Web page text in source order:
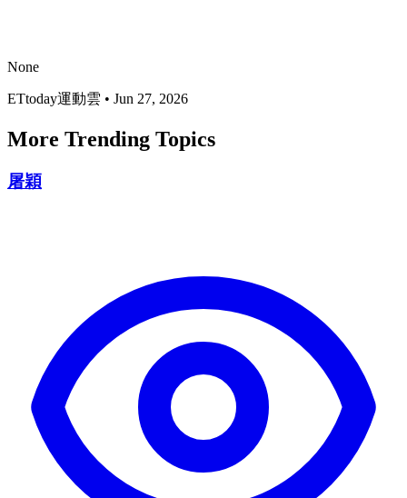
None
ETtoday運動雲 • Jun 27, 2026
More Trending Topics
屠穎